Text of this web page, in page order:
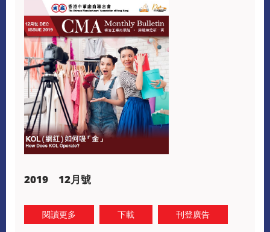
2019 12月號
閱讀更多 下載 刊登廣告